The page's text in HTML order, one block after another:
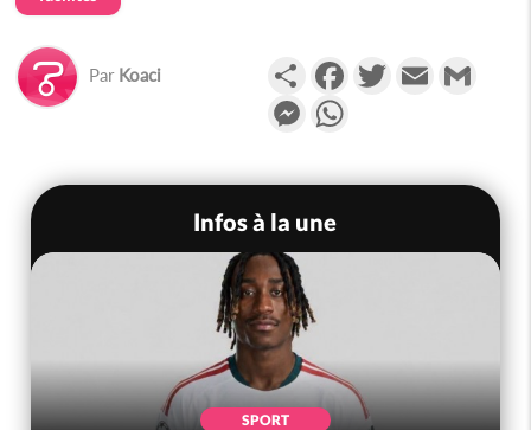
Par Koaci PartagerFacebookTwitterEmail
Messenger
Infos à la une
SPORT